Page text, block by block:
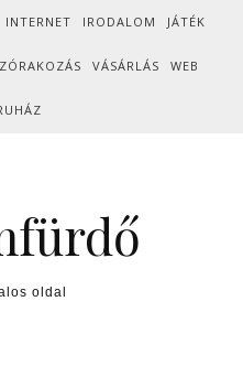
INTERNET IRODALOM JÁTÉK
VÁSÁRLÁS WEB
oldal